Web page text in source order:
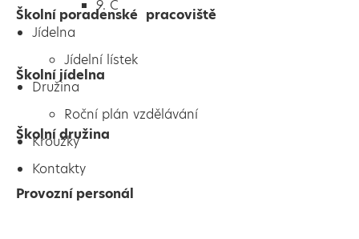
9. C
Jídelna
Jídelní lístek
Družina
Roční plán vzdělávání
Kroužky
Kontakty
Školní poradenské pracoviště
Školní jídelna
Školní družina
Provozní personál